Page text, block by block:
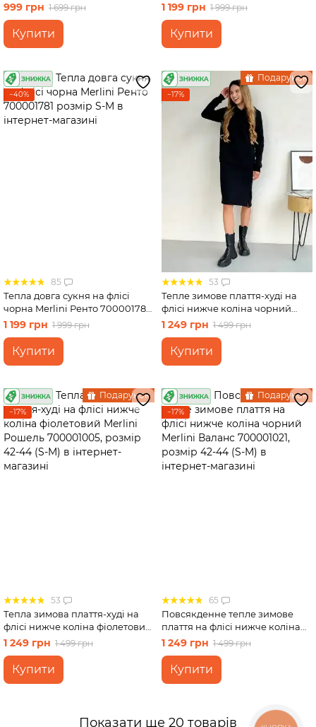
Генуя 700001082 розмір S-M
(42-44)
999 грн 1 699 грн
Купити
700001782 розмір S-M
1 199 грн 1 999 грн
Купити
−40%
85
Тепла довга сукня на флісі
чорна Merlini Ренто 700001781
розмір S-M
1 199 грн 1 999 грн
Купити
Подарунок
−17%
53
Тепле зимове плаття-худі на
флісі нижче коліна чорний
Merlini Рошель 700001001,
розмір 42-44 (S-M)
1 249 грн 1 499 грн
Купити
Подарунок
−17%
53
Тепла зимова плаття-худі на
флісі нижче коліна фіолетовий
Merlini Рошель 700001005,
розмір 42-44 (S-M)
1 249 грн 1 499 грн
Купити
Подарунок
−17%
65
Повсякденне тепле зимове
плаття на флісі нижче коліна
чорний Merlini Валанс
700001021, розмір 42-44 (S-M)
1 249 грн 1 499 грн
Купити
Показати ще 20 товарів